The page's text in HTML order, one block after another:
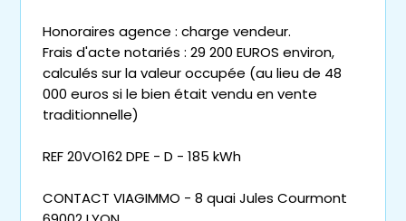
Honoraires agence : charge vendeur.
Frais d'acte notariés : 29 200 EUROS environ,
calculés sur la valeur occupée (au lieu de 48
000 euros si le bien était vendu en vente
traditionnelle)
REF 20VO162 DPE - D - 185 kWh
CONTACT VIAGIMMO - 8 quai Jules Courmont